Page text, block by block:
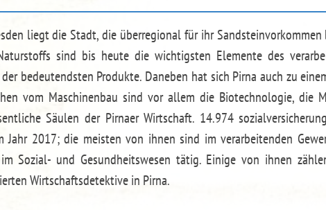
liegt die Stadt, die überregional für ihr
sind bis heute die wichtigsten Elemente des
bedeutendsten Produkte. Daneben hat sich Pirna auch zu
vom Maschinenbau sind vor allem die Biotechnologie, die
Säulen der Pirnaer Wirtschaft. 14.974
2017; die meisten von ihnen sind im verarbeitenden
Sozial- und Gesundheitswesen tätig. Einige von ihnen
Wirtschaftsdetektive in Pirna.